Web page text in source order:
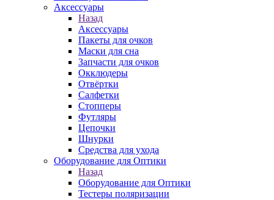
Аксессуары
Назад
Аксессуары
Пакеты для очков
Маски для сна
Запчасти для очков
Окклюдеры
Отвёртки
Салфетки
Стопперы
Футляры
Цепочки
Шнурки
Средства для ухода
Оборудование для Оптики
Назад
Оборудование для Оптики
Тестеры поляризации